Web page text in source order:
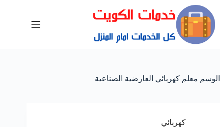
الوسم معلم كهربائي العارضية الصناعية
كهربائي